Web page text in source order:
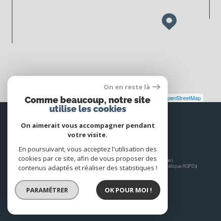
Leaflet|©JawgMaps © OpenStreetMap
Espace
PROPRIÉTAIRE
Se connecter
© 2026 | Tous droits réservés | Traduction powered by Google |
Nos honoraires
Plan du site Mentions légales Admin Nos liens
Politique RGPD
On en reste là
Comme beaucoup, notre site
utilise les cookies
On aimerait vous accompagner pendant
votre visite.
En poursuivant, vous acceptez l'utilisation des
cookies par ce site, afin de vous proposer des
contenus adaptés et réaliser des statistiques !
PARAMÉTRER OK POUR MOI !